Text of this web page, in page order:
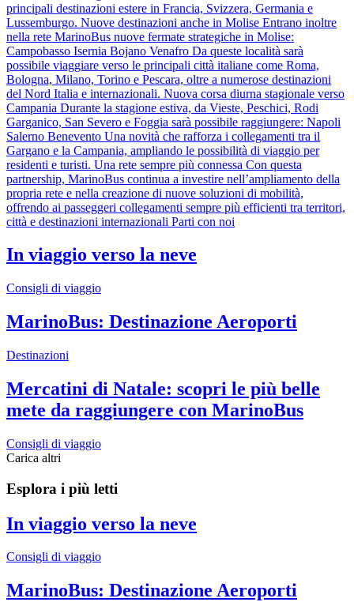
principali destinazioni estere in Francia, Svizzera, Germania e
Lussemburgo. Nuove destinazioni anche in Molise Entrano inoltre
nella rete MarinoBus nuove fermate strategiche in Molise:
Campobasso Isernia Bojano Venafro Da queste località sarà
possibile viaggiare verso le principali città italiane come Roma,
Bologna, Milano, Torino e Pescara, oltre a numerose destinazioni
del Nord Italia e internazionali. Nuova corsa diurna stagionale verso
Campania Durante la stagione estiva, da Vieste, Peschici, Rodi
Garganico, San Severo e Foggia sarà possibile raggiungere: Napoli
Salerno Benevento Una novità che rafforza i collegamenti tra il
Gargano e la Campania, ampliando le possibilità di viaggio per
residenti e turisti. Una rete sempre più connessa Con questa
partnership, MarinoBus continua a investire nell’ampliamento della
propria rete e nella creazione di nuove soluzioni di mobilità,
offrendo ai passeggeri collegamenti sempre più efficienti tra territori,
città e destinazioni internazionali Parti con noi
In viaggio verso la neve
Consigli di viaggio
MarinoBus: Destinazione Aeroporti
Destinazioni
Mercatini di Natale: scopri le più belle
mete da raggiungere con MarinoBus
Consigli di viaggio
Carica altri
Esplora i più letti
In viaggio verso la neve
Consigli di viaggio
MarinoBus: Destinazione Aeroporti